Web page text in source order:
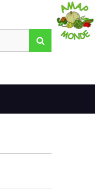
RECHERCHER